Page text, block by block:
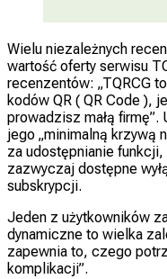
Wielu niezależnych
wartość oferty serwisu
recenzentów: „TQRCG
kodów QR ( QR Code ),
prowadzisz małą
jego „minimalną krzywą
za udostępnianie
zazwyczaj dostępne
subskrypcji.
Jeden z użytkowników
dynamiczne to wielka
zapewnia to, czego
komplikacji”.